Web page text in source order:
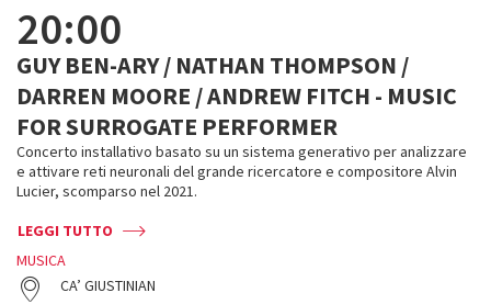
20:00
GUY BEN-ARY / NATHAN THOMPSON /
DARREN MOORE / ANDREW FITCH - MUSIC
FOR SURROGATE PERFORMER
Concerto installativo basato su un sistema generativo per analizzare
e attivare reti neuronali del grande ricercatore e compositore Alvin
Lucier, scomparso nel 2021.
LEGGI TUTTO
MUSICA
CA’ GIUSTINIAN